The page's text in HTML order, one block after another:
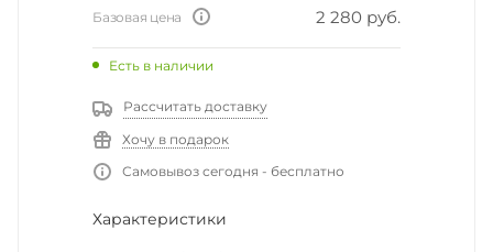
Базовая цена 2 280 руб.
Есть в наличии
Рассчитать доставку
Хочу в подарок
Самовывоз сегодня - бесплатно
Характеристики